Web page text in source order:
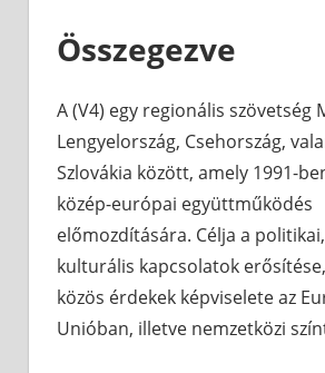
Összegezve
A (V4) egy regionális szövetség
Lengyelország, Csehország,
Szlovákia között, amely 1991-
közép-európai együttműködés
előmozdítására. Célja a
kulturális kapcsolatok
közös érdekek képviselete az
Unióban, illetve nemzetközi